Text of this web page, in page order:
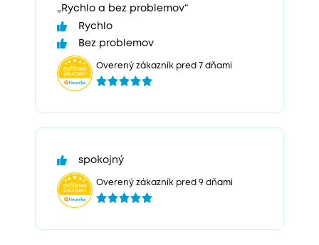
„Rychlo a bez problemov“
Rychlo
Bez problemov
Overený zákazník pred 7 dňami
spokojný
Overený zákazník pred 9 dňami